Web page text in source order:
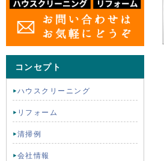
コンセプト
ハウスクリーニング
リフォーム
清掃例
会社情報